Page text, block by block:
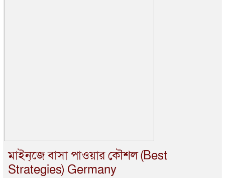
মাইন্‌জে বাসা পাওয়ার কৌশল (Best
Strategies) Germany